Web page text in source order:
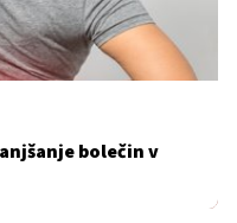
bolečin v